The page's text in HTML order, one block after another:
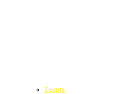
Events